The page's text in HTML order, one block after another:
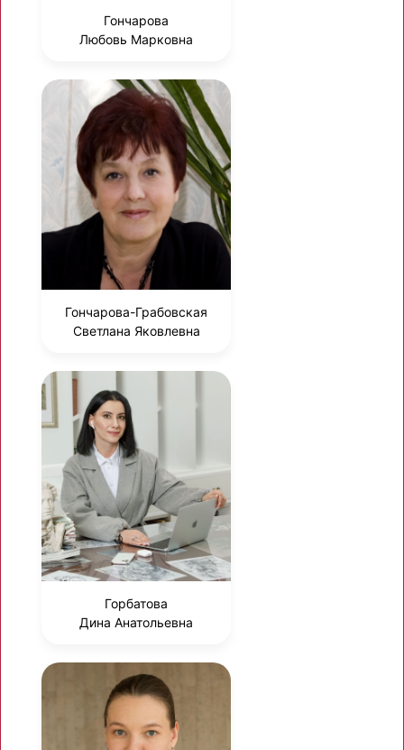
Гончарова
Любовь Марковна
Гончарова-Грабовская
Светлана Яковлевна
Горбатова
Дина Анатольевна